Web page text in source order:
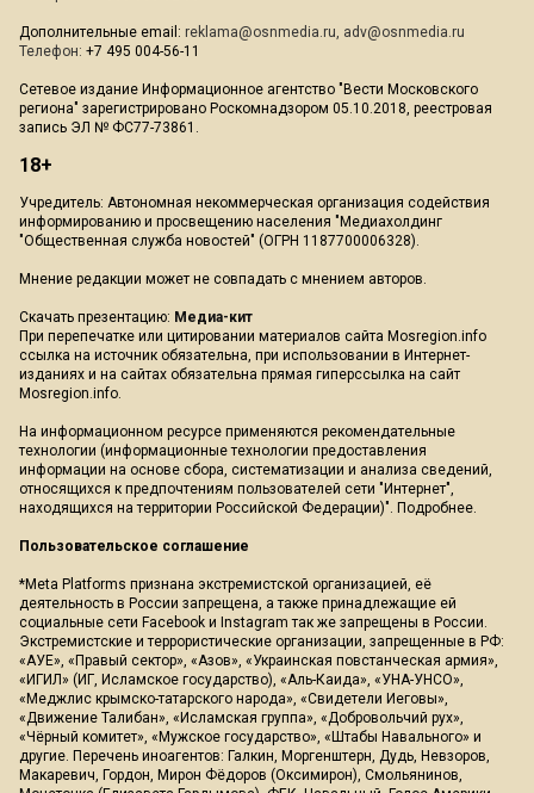
Дополнительные email: reklama@osnmedia.ru, adv@osnmedia.ru
Телефон: +7 495 004-56-11
Сетевое издание Информационное агентство "Вести Московского
региона" зарегистрировано Роскомнадзором 05.10.2018, реестровая
запись ЭЛ № ФС77-73861.
18+
Учредитель: Автономная некоммерческая организация содействия
информированию и просвещению населения "Медиахолдинг
"Общественная служба новостей" (ОГРН 1187700006328).
Мнение редакции может не совпадать с мнением авторов.
Скачать презентацию: Медиа-кит
При перепечатке или цитировании материалов сайта Mosregion.info
ссылка на источник обязательна, при использовании в Интернет-
изданиях и на сайтах обязательна прямая гиперссылка на сайт
Mosregion.info.
На информационном ресурсе применяются рекомендательные
технологии (информационные технологии предоставления
информации на основе сбора, систематизации и анализа сведений,
относящихся к предпочтениям пользователей сети "Интернет",
находящихся на территории Российской Федерации)". Подробнее.
Пользовательское соглашение
*Meta Platforms признана экстремистской организацией, её
деятельность в России запрещена, а также принадлежащие ей
социальные сети Facebook и Instagram так же запрещены в России.
Экстремистские и террористические организации, запрещенные в РФ:
«АУЕ», «Правый сектор», «Азов», «Украинская повстанческая армия»,
«ИГИЛ» (ИГ, Исламское государство), «Аль-Каида», «УНА-УНСО»,
«Меджлис крымско-татарского народа», «Свидетели Иеговы»,
«Движение Талибан», «Исламская группа», «Добровольчий рух»,
«Чёрный комитет», «Мужское государство», «Штабы Навального» и
другие. Перечень иноагентов: Галкин, Моргенштерн, Дудь, Невзоров,
Макаревич, Гордон, Мирон Фёдоров (Оксимирон), Смольянинов,